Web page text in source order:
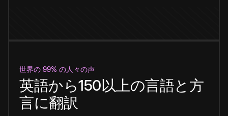
世界の 99% の人々の声
英語から150以上の言語と方
言に翻訳